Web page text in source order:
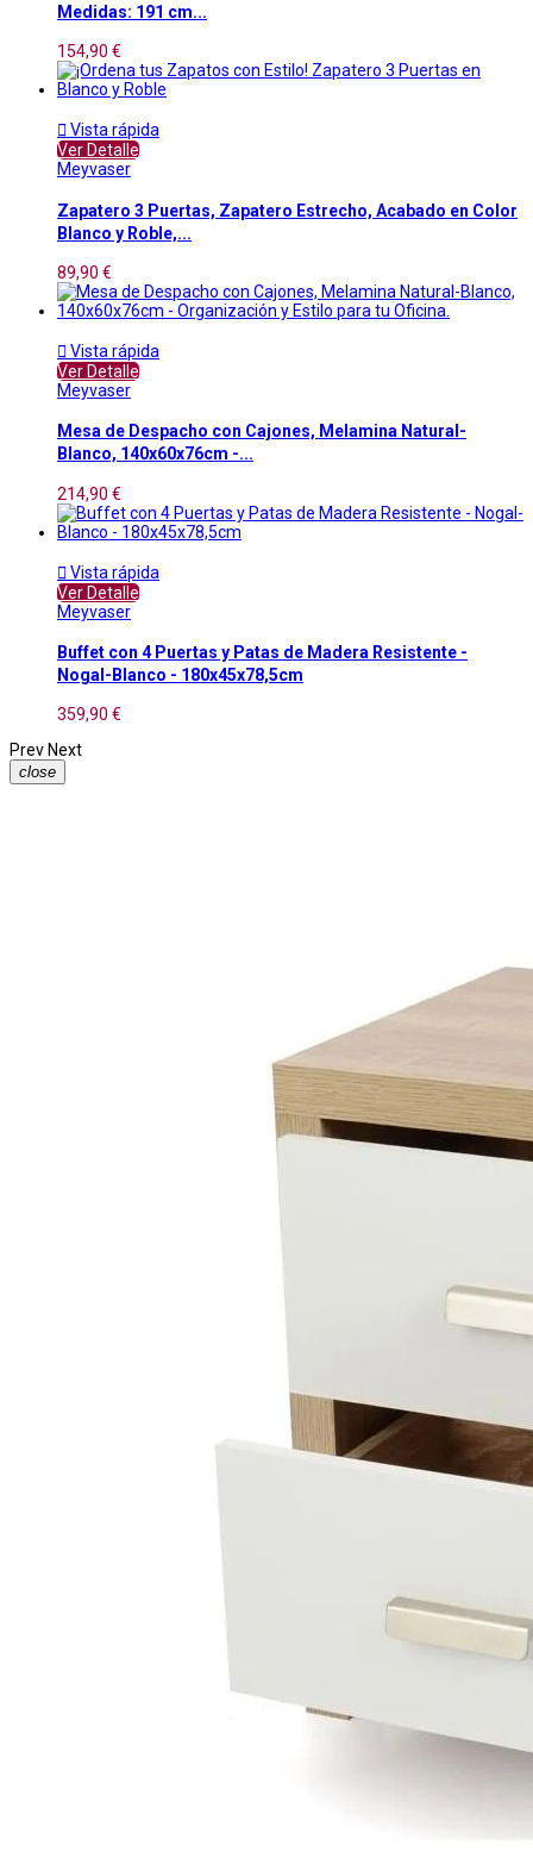
Medidas: 191 cm...
154,90 €
 Vista rápida
Ver Detalle
Meyvaser
Zapatero 3 Puertas, Zapatero Estrecho, Acabado en Color
Blanco y Roble,...
89,90 €
 Vista rápida
Ver Detalle
Meyvaser
Mesa de Despacho con Cajones, Melamina Natural-
Blanco, 140x60x76cm -...
214,90 €
 Vista rápida
Ver Detalle
Meyvaser
Buffet con 4 Puertas y Patas de Madera Resistente -
Nogal-Blanco - 180x45x78,5cm
359,90 €
Prev Next
close